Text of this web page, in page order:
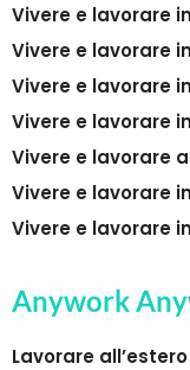
Vivere e lavorare
Vivere e lavorare
Vivere e lavorare
Vivere e lavorare
Vivere e lavorare
Vivere e lavorare
Vivere e lavorare
Anywork
Lavorare all’estero